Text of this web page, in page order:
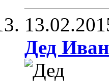
Дед Иван